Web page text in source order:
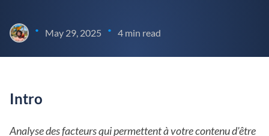
• May 29, 2025 • 4 min read
Intro
Analyse des facteurs qui permettent à votre contenu d'être